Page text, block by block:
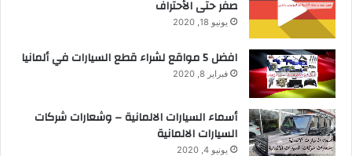
صفر حتى الأحتراف
يونيو 18, 2020
افضل 5 مواقع لشراء قطع السيارات في ألمانيا
فبراير 8, 2020
أسماء السيارات الالمانية – وشعارات شركات
السيارات الالمانية
يونيو 4, 2020